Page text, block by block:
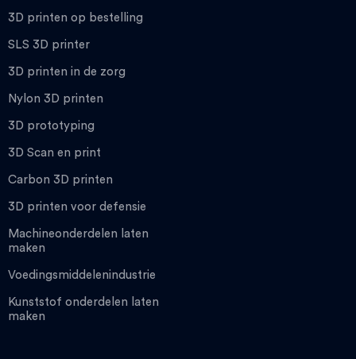
3D printen op bestelling
SLS 3D printer
3D printen in de zorg
Nylon 3D printen
3D prototyping
3D Scan en print
Carbon 3D printen
3D printen voor defensie
Machineonderdelen laten
maken
Voedingsmiddelenindustrie
Kunststof onderdelen laten
maken